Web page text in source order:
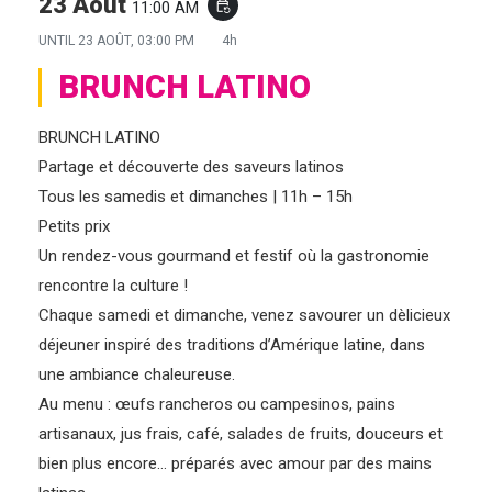
11:00 AM event_repeat
UNTIL 23 AOÛT, 03:00 PM 4h
BRUNCH LATINO
BRUNCH LATINO
Partage et découverte des saveurs latinos
Tous les samedis et dimanches | 11h – 15h
Petits prix
Un rendez-vous gourmand et festif où la gastronomie
rencontre la culture !
Chaque samedi et dimanche, venez savourer un dèlicieux
déjeuner inspiré des traditions d’Amérique latine, dans
une ambiance chaleureuse.
Au menu : œufs rancheros ou campesinos, pains
artisanaux, jus frais, café, salades de fruits, douceurs et
bien plus encore… préparés avec amour par des mains